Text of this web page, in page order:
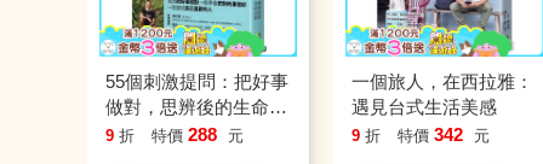
55個刺激提問：把好事
做對，思辨後的生命價
值問答，國際NGO的
9 折 特價 288 元
一個旅人，在西拉雅：
遇見台式生活美感
9 折 特價 342 元